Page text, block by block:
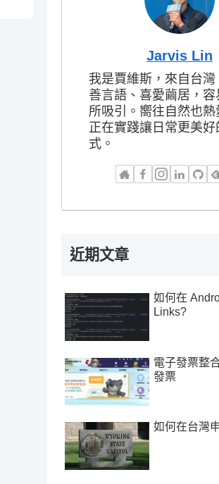
Jarvis Lin
我是賈維斯，來自台灣
善言語、喜愛繭居，容
所吸引。嚮往自然也熱
正在實踐讓日常更美好
式。
近期文章
如何在
Links?
電子發票整
發票
如何在台灣